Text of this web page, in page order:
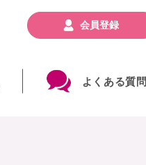
よくある質問
会員登録